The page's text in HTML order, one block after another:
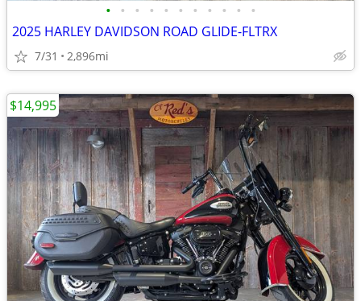
• • • • • • • • • • •
2025 HARLEY DAVIDSON ROAD GLIDE-FLTRX
7/31 2,896mi
$14,995